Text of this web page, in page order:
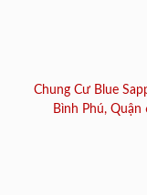
Chung Cư Blue
Bình Phú, Quận